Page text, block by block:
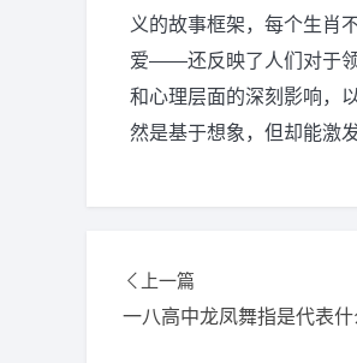
义的故事框架，每个生肖
爱——还反映了人们对于领
和心理层面的深刻影响，
然是基于想象，但却能激
上一篇